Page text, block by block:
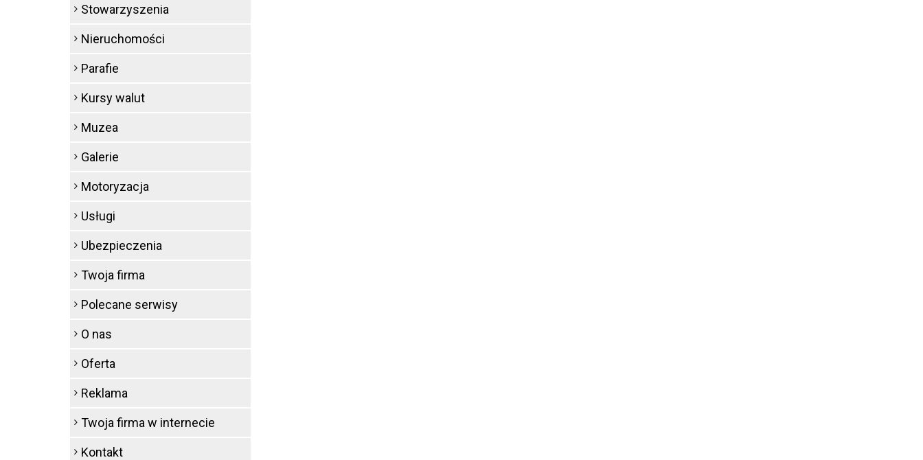
Stowarzyszenia
Nieruchomości
Parafie
Kursy walut
Muzea
Galerie
Motoryzacja
Usługi
Ubezpieczenia
Twoja firma
Polecane serwisy
O nas
Oferta
Reklama
Twoja firma w internecie
Kontakt